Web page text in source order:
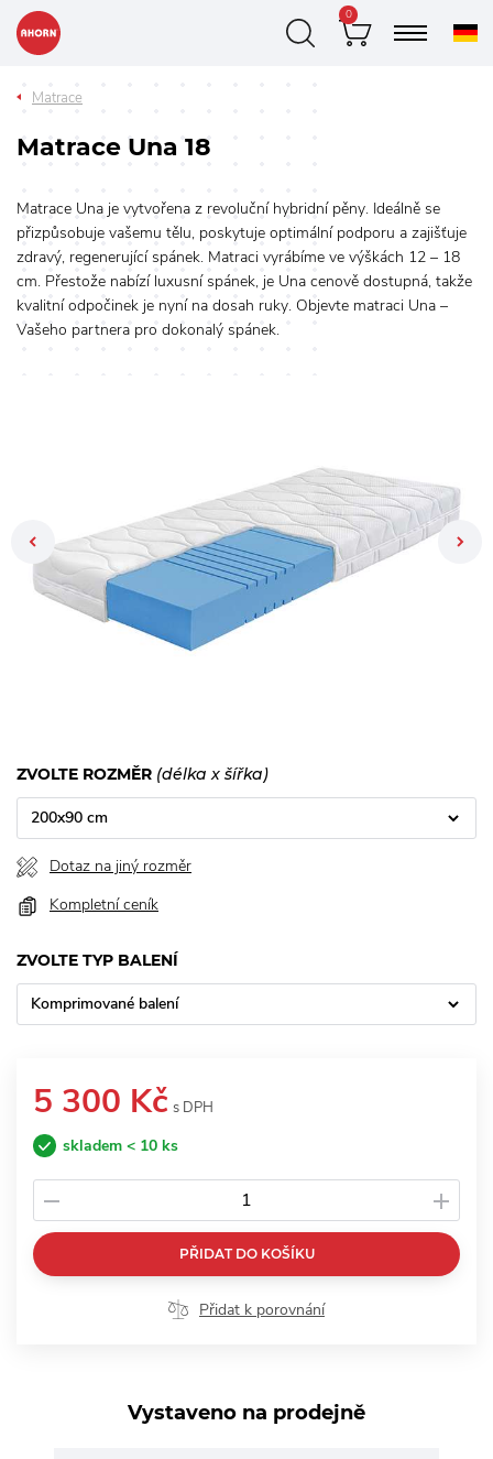
0
Matrace
Matrace Una 18
Matrace Una je vytvořena z revoluční hybridní pěny. Ideálně se
přizpůsobuje vašemu tělu, poskytuje optimální podporu a zajišťuje
zdravý, regenerující spánek. Matraci vyrábíme ve výškách 12 – 18
cm. Přestože nabízí luxusní spánek, je Una cenově dostupná, takže
kvalitní odpočinek je nyní na dosah ruky. Objevte matraci Una –
Vašeho partnera pro dokonalý spánek.
Previous
ZVOLTE ROZMĚR (délka x šířka)
200x90 cm
Dotaz na jiný rozměr
Kompletní ceník
ZVOLTE TYP BALENÍ
Komprimované balení
5 300 Kč s DPH
skladem < 10 ks
PŘIDAT DO KOŠÍKU
Přidat k porovnání
Vystaveno na prodejně